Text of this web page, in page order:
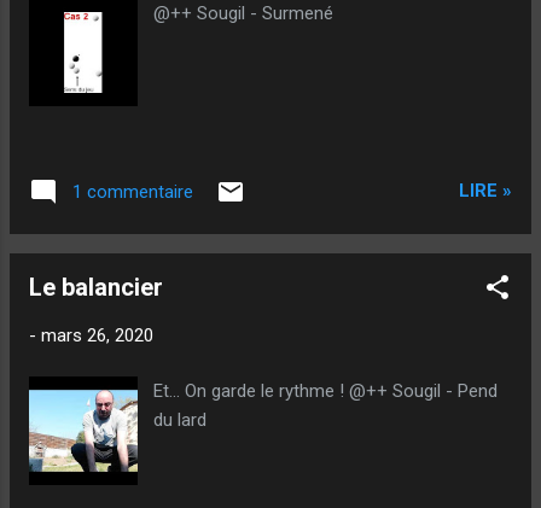
suis informaticien)… J’espère que l’Humanité
mon côté Einstein, je relativise énormément
la vie… Nul doute que beaucoup feront
comme moi apr...
@++ Sougil - Surmené
1 commentaire LIRE »
Le balancier
- mars 26, 2020
Et... On garde le rythme ! @++ Sougil - Pend
du lard